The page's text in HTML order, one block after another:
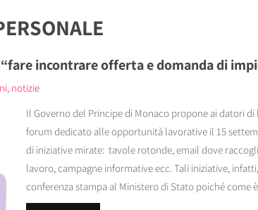
incontrare offerta e domanda di
, notizie
Il Governo del Principe di Monaco propone ai datori
forum dedicato alle opportunità lavorative il 15
di iniziative mirate: tavole rotonde, email dove
lavoro, campagne informative ecc. Tali iniziative,
conferenza stampa al Ministero di Stato poiché come